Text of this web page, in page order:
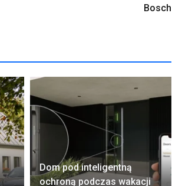
Bosch
Dom pod inteligentną
ochroną podczas wakacji